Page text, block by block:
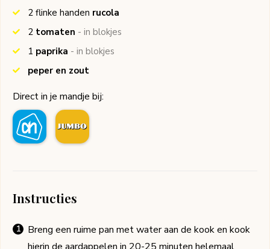
2 flinke handen rucola
2 tomaten - in blokjes
1 paprika - in blokjes
peper en zout
Direct in je mandje bij:
Instructies
Breng een ruime pan met water aan de kook en kook